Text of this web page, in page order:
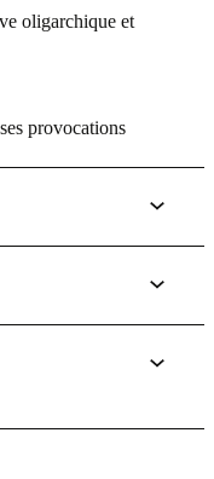
oligarchique et
provocations